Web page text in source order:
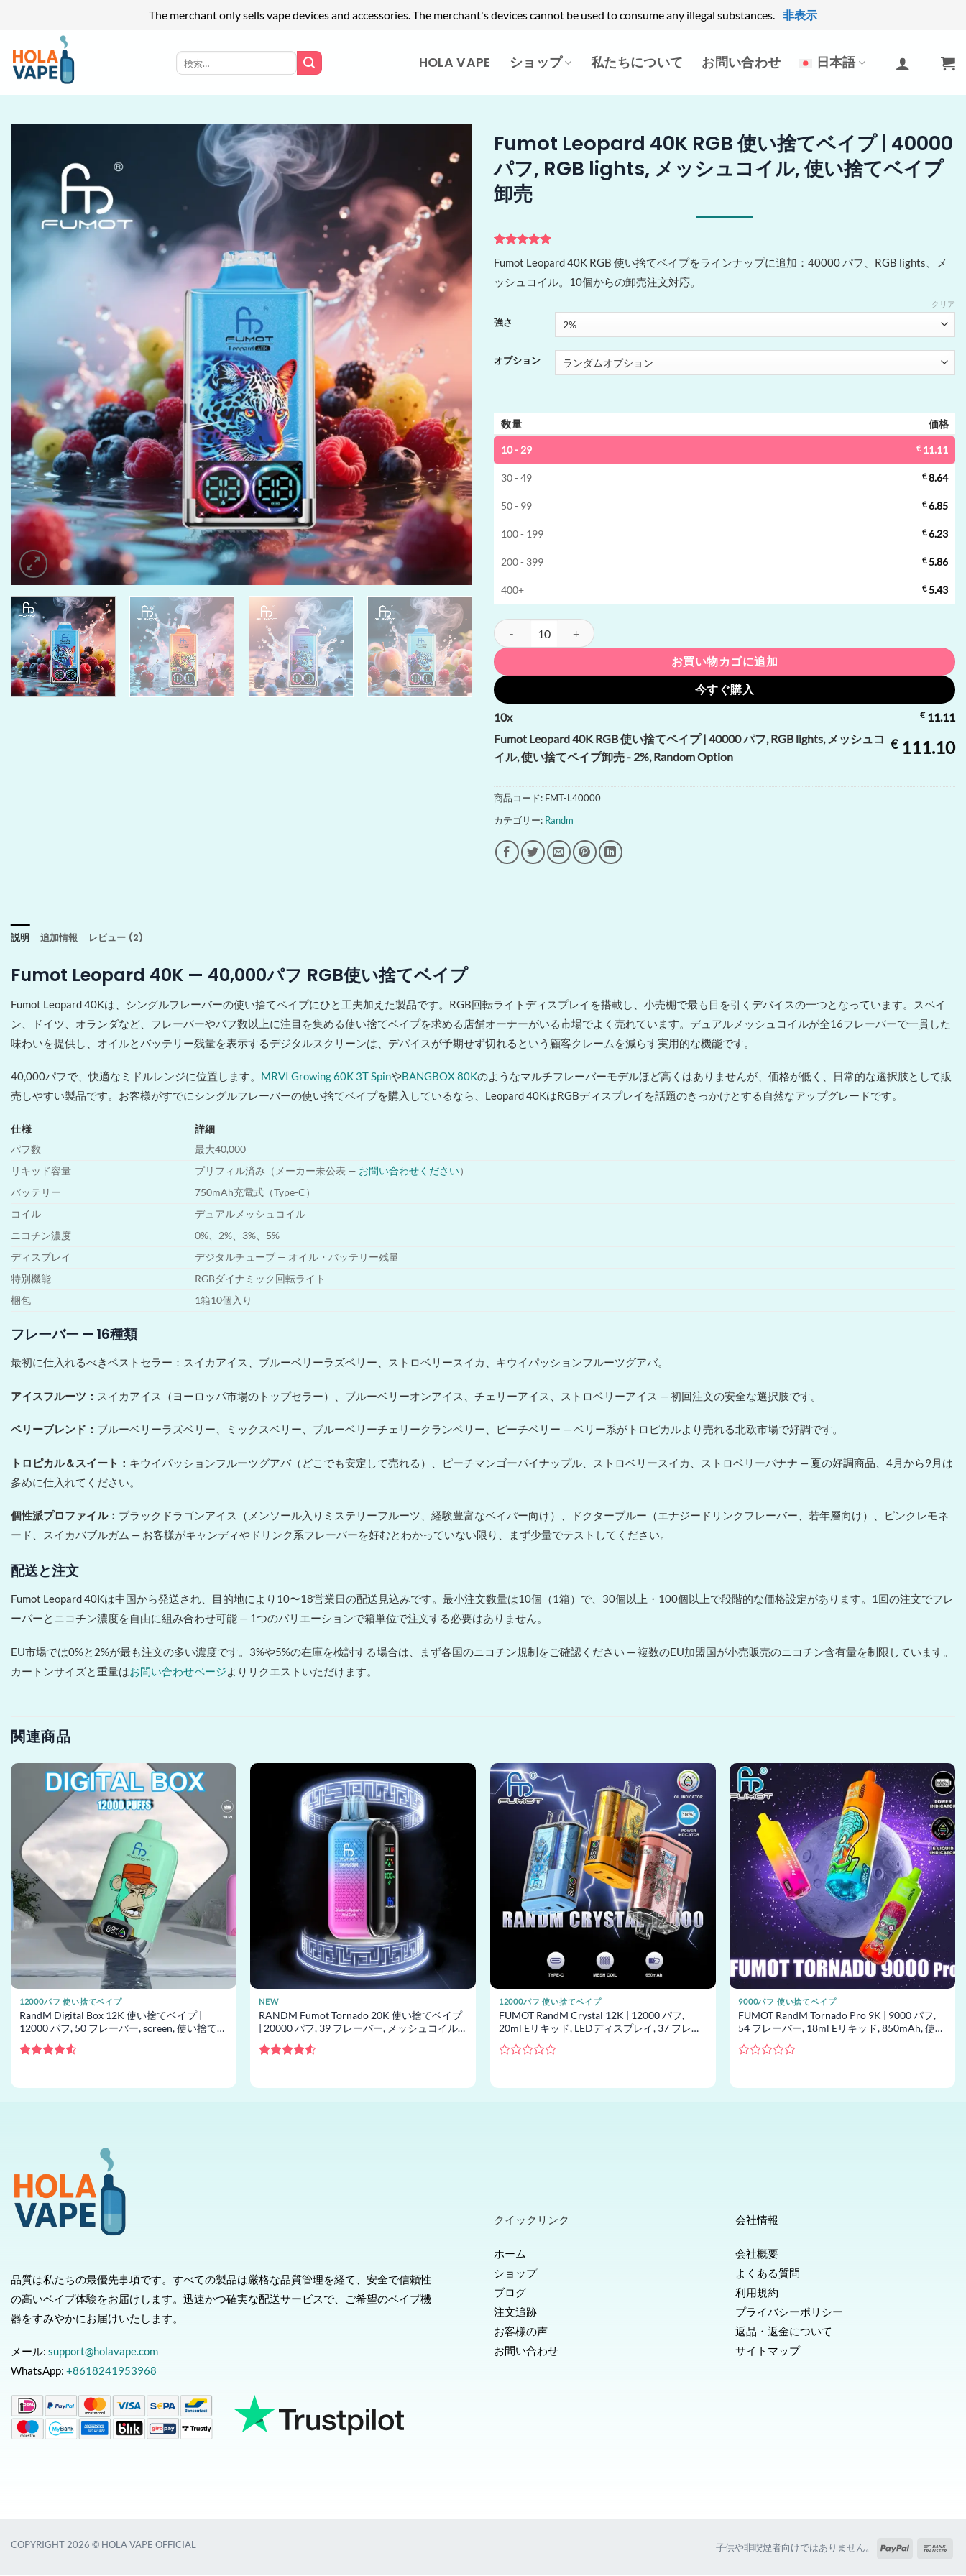
The merchant only sells vape devices and accessories. The merchant's devices cannot be used to consume any illegal substances. 非表示
content
検
索
象:
HOLA VAPE ショップ 私たちについて お問い合わせ 日本語
Fumot Leopard 40K RGB 使い捨てベイプ | 40000
パフ, RGB lights, メッシュコイル, 使い捨てベイプ
卸売
評価に基づ
く5段階評
価のうち、
Fumot Leopard 40K RGB 使い捨てベイプをラインナップに追加：40000 パフ、RGB lights、メ
ッシュコイル。10個からの卸売注文対応。
強さ
オプション
クリア
数量 価格
10 - 29 €11.11
30 - 49 €8.64
50 - 99 €6.85
100 - 199 €6.23
200 - 399 €5.86
400+ €5.43
Fumot Leopard 40K RGB 使い捨てベイプ | 40000 パフ, RGB lights, メッシュコイル, 使い捨てベイプ卸売個
お買い物カゴに追加
今すぐ購入
10x €11.11
Fumot Leopard 40K RGB 使い捨てベイプ | 40000 パフ, RGB lights, メッシュコ
イル, 使い捨てベイプ卸売 - 2%, Random Option
€111.10
商品コード: FMT-L40000
カテゴリー: Randm
説明 追加情報 レビュー (2)
Fumot Leopard 40K — 40,000パフ RGB使い捨てベイプ
Fumot Leopard 40Kは、シングルフレーバーの使い捨てベイプにひと工夫加えた製品です。RGB回転ライトディスプレイを搭載し、小売棚で最も目を引くデバイスの一つとなっています。スペイ
ン、ドイツ、オランダなど、フレーバーやパフ数以上に注目を集める使い捨てベイプを求める店舗オーナーがいる市場でよく売れています。デュアルメッシュコイルが全16フレーバーで一貫した
味わいを提供し、オイルとバッテリー残量を表示するデジタルスクリーンは、デバイスが予期せず切れるという顧客クレームを減らす実用的な機能です。
40,000パフで、快適なミドルレンジに位置します。 MRVI Growing 60K 3T SpinやBANGBOX 80Kのようなマルチフレーバーモデルほど高くはありませんが、価格が低く、日常的な選択肢として販
売しやすい製品です。お客様がすでにシングルフレーバーの使い捨てベイプを購入しているなら、Leopard 40KはRGBディスプレイを話題のきっかけとする自然なアップグレードです。
仕様
詳細
パフ数
最大40,000
リキッド容量
プリフィル済み（メーカー未公表 — お問い合わせください）
バッテリー
750mAh充電式（Type-C）
コイル
デュアルメッシュコイル
ニコチン濃度
0%、2%、3%、5%
ディスプレイ
デジタルチューブ — オイル・バッテリー残量
特別機能
RGBダイナミック回転ライト
梱包
1箱10個入り
フレーバー — 16種類
最初に仕入れるべきベストセラー：スイカアイス、ブルーベリーラズベリー、ストロベリースイカ、キウイパッションフルーツグアバ。
アイスフルーツ： スイカアイス（ヨーロッパ市場のトップセラー）、ブルーベリーオンアイス、チェリーアイス、ストロベリーアイス — 初回注文の安全な選択肢です。
ベリーブレンド： ブルーベリーラズベリー、ミックスベリー、ブルーベリーチェリークランベリー、ピーチベリー — ベリー系がトロピカルより売れる北欧市場で好調です。
トロピカル＆スイート： キウイパッションフルーツグアバ（どこでも安定して売れる）、ピーチマンゴーパイナップル、ストロベリースイカ、ストロベリーバナナ — 夏の好調商品、4月から9月は
多めに仕入れてください。
個性派プロファイル： ブラックドラゴンアイス（メンソール入りミステリーフルーツ、経験豊富なベイパー向け）、ドクターブルー（エナジードリンクフレーバー、若年層向け）、ピンクレモネ
ード、スイカバブルガム — お客様がキャンディやドリンク系フレーバーを好むとわかっていない限り、まず少量でテストしてください。
配送と注文
Fumot Leopard 40Kは中国から発送され、目的地により10〜18営業日の配送見込みです。最小注文数量は10個（1箱）で、30個以上・100個以上で段階的な価格設定があります。1回の注文でフレ
ーバーとニコチン濃度を自由に組み合わせ可能 — 1つのバリエーションで箱単位で注文する必要はありません。
EU市場では0%と2%が最も注文の多い濃度です。3%や5%の在庫を検討する場合は、まず各国のニコチン規制をご確認ください — 複数のEU加盟国が小売販売のニコチン含有量を制限しています。
カートンサイズと重量はお問い合わせページよりリクエストいただけます。
関連商品
12000パフ 使い捨てベイプ
RandM Digital Box 12K 使い捨てベイプ |
12000 パフ, 50 フレーバー, screen, 使い捨てベ
イプ卸売
NEW
RANDM Fumot Tornado 20K 使い捨てベイプ
| 20000 パフ, 39 フレーバー, メッシュコイル,
使い捨てベイプ卸売
12000パフ 使い捨てベイプ
FUMOT RandM Crystal 12K | 12000 パフ,
20ml Eリキッド, LEDディスプレイ, 37 フレー
階
9000パフ 使い捨てベイプ
FUMOT RandM Tornado Pro 9K | 9000 パフ,
54 フレーバー, 18ml Eリキッド, 850mAh, 使い
階
品質は私たちの最優先事項です。すべての製品は厳格な品質管理を経て、安全で信頼性
の高いベイプ体験をお届けします。迅速かつ確実な配送サービスで、ご希望のベイプ機
器をすみやかにお届けいたします。
メール: support@holavape.com
WhatsApp: +8618241953968
クイックリンク
ホーム
ショップ
ブログ
注文追跡
お客様の声
お問い合わせ
会社情報
会社概要
よくある質問
利用規約
プライバシーポリシー
返品・返金について
サイトマップ
子供や非喫煙者向けではありません。 PayPal
COPYRIGHT 2026 © HOLA VAPE OFFICIAL